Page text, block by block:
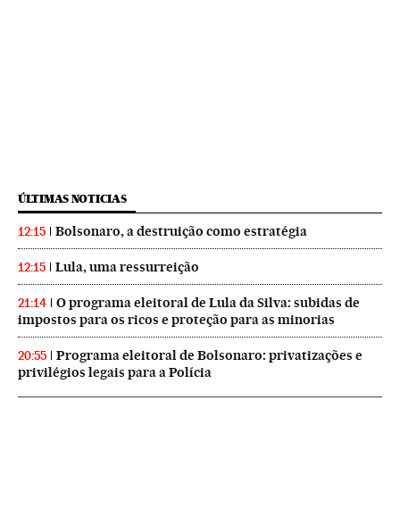
ÚLTIMAS NOTICIAS
12:15 Bolsonaro, a destruição como estratégia
12:15 Lula, uma ressurreição
21:14
O programa eleitoral de Lula da Silva: subidas de
impostos para os ricos e proteção para as minorias
20:55
Programa eleitoral de Bolsonaro: privatizações e
privilégios legais para a Polícia